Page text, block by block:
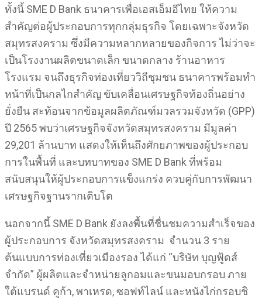
ทั้งนี้ SME D Bank ธนาคารเพื่อเอสเอ็มอีไทย ให้ความ
สำคัญต่อผู้ประกอบการทุกกลุ่มธุรกิจ โดยเฉพาะจังหวัด
สมุทรสงคราม ซึ่งมีความหลากหลายของกิจการ ไม่ว่าจะ
เป็นโรงงานผลิตขนาดเล็ก ขนาดกลาง ร้านอาหาร
โรงแรม จนถึงธุรกิจท่องเที่ยววิถีชุมชน ธนาคารพร้อมทำ
หน้าที่เป็นกลไกสำคัญ ขับเคลื่อนเศรษฐกิจท้องถิ่นอย่าง
ยั่งยืน สะท้อนจากข้อมูลผลิตภัณฑ์มวลรวมจังหวัด (GPP)
ปี 2565 พบว่าเศรษฐกิจจังหวัดสมุทรสงคราม มีมูลค่า
29,201 ล้านบาท แสดงให้เห็นถึงศักยภาพของผู้ประกอบ
การในพื้นที่ และบทบาทของ SME D Bank ที่พร้อม
สนับสนุนให้ผู้ประกอบการแข็งแกร่ง ควบคู่กับการพัฒนา
เศรษฐกิจฐานรากเติบโต
นอกจากนี้ SME D Bank ยังลงพื้นที่ชื่นชมความสำเร็จของ
ผู้ประกอบการ จังหวัดสมุทรสงคราม จำนวน 3 ราย
ต้นแบบการท่องเที่ยวเมืองรอง ได้แก่ “บริษัท บุญฟู้ดส์
จำกัด” ผู้ผลิตและจำหน่ายลูกอมและขนมอบกรอบ ภาย
ใต้แบรนด์ คูก้า, พาเหรด, ซอฟท์ไลน์ และหนังไก่กรอบชิ